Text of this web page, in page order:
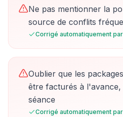
Ne pas mentionner la
source de conflits
Corrigé automatiquement
Oublier que les
être facturés à l'avance,
séance
Corrigé automatiquement